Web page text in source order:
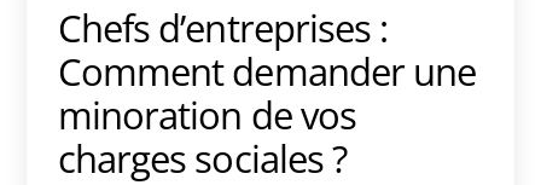
Chefs d’entreprises :
Comment demander une
minoration de vos
charges sociales ?